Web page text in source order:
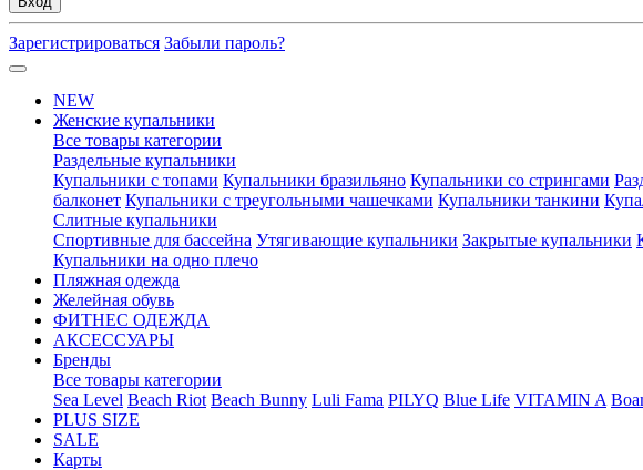
Зарегистрироваться Забыли пароль?
NEW
Женские купальники
Все товары категории
Раздельные купальники
Купальники с топами Купальники бразильяно Купальники со стрингами
балконет Купальники с треугольными чашечками Купальники танкини
Слитные купальники
Спортивные для бассейна Утягивающие купальники Закрытые купальники
Купальники на одно плечо
Пляжная одежда
Желейная обувь
ФИТНЕС ОДЕЖДА
АКСЕССУАРЫ
Бренды
Все товары категории
Sea Level Beach Riot Beach Bunny Luli Fama PILYQ Blue Life VITAMIN A
PLUS SIZE
SALE
Карты